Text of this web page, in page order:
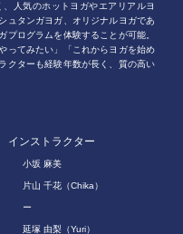
人気のホットヨガやエアリアルヨ
ュタンガヨガ、オリジナルヨガであ
プログラムを体験することが可能。
ってみたい」「これからヨガを始め
クターも経験年数が長く、質の高い
インストラクター
小坂 麻美
片山 千花（Chika）
ー
延塚 由梨（Yuri）